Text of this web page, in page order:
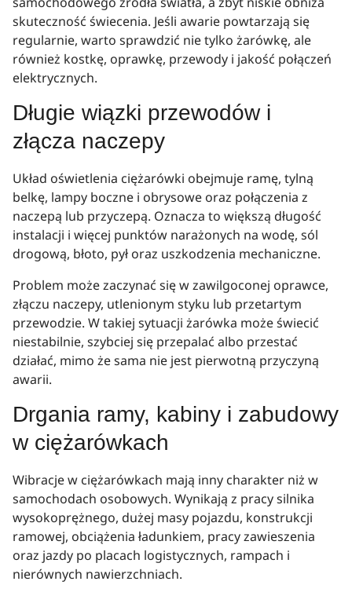
skuteczność świecenia. Jeśli awarie powtarzają się
regularnie, warto sprawdzić nie tylko żarówkę, ale
również kostkę, oprawkę, przewody i jakość połączeń
elektrycznych.
Długie wiązki przewodów i
złącza naczepy
Układ oświetlenia ciężarówki obejmuje ramę, tylną
belkę, lampy boczne i obrysowe oraz połączenia z
naczepą lub przyczepą. Oznacza to większą długość
instalacji i więcej punktów narażonych na wodę, sól
drogową, błoto, pył oraz uszkodzenia mechaniczne.
Problem może zaczynać się w zawilgoconej oprawce,
złączu naczepy, utlenionym styku lub przetartym
przewodzie. W takiej sytuacji żarówka może świecić
niestabilnie, szybciej się przepalać albo przestać
działać, mimo że sama nie jest pierwotną przyczyną
awarii.
Drgania ramy, kabiny i zabudowy
w ciężarówkach
Wibracje w ciężarówkach mają inny charakter niż w
samochodach osobowych. Wynikają z pracy silnika
wysokoprężnego, dużej masy pojazdu, konstrukcji
ramowej, obciążenia ładunkiem, pracy zawieszenia
oraz jazdy po placach logistycznych, rampach i
nierównych nawierzchniach.